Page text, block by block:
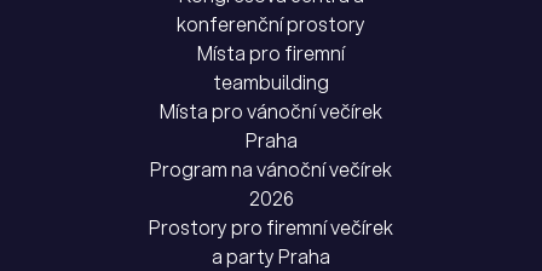
konferenční prostory
Místa pro firemní
teambuilding
Místa pro vánoční večírek
Praha
Program na vánoční večírek
2026
Prostory pro firemní večírek
a party Praha